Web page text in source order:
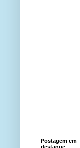
Postagem em